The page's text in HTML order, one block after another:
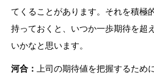
てくることがあります。それを積極
持っておくと、いつか一歩期待を超
いかなと思います。
河合：
上司の期待値を把握するため